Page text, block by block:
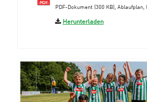
PDF-Dokument (300 KB), Ablaufplan,
Herunterladen